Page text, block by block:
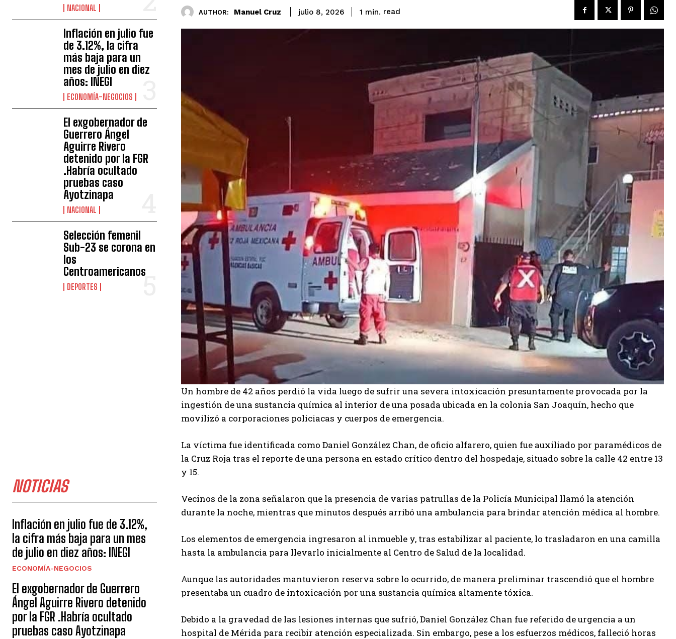
NACIONAL
Inflación en julio fue
de 3.12%, la cifra
más baja para un
mes de julio en diez
años: INEGI
ECONOMÍA-NEGOCIOS
El exgobernador de
Guerrero Ángel
Aguirre Rivero
detenido por la FGR
.Habría ocultado
pruebas caso
Ayotzinapa
NACIONAL
Selección femenil
Sub-23 se corona en
los
Centroamericanos
DEPORTES
NOTICIAS
Inflación en julio fue de 3.12%,
la cifra más baja para un mes
de julio en diez años: INEGI
ECONOMÍA-NEGOCIOS
El exgobernador de Guerrero
Ángel Aguirre Rivero detenido
por la FGR .Habría ocultado
pruebas caso Ayotzinapa
AUTHOR: Manuel Cruz julio 8, 2026 1 min. read
Un hombre de 42 años perdió la vida luego de sufrir una severa intoxicación presuntamente provocada por la
ingestión de una sustancia química al interior de una posada ubicada en la colonia San Joaquín, hecho que
movilizó a corporaciones policiacas y cuerpos de emergencia.
La víctima fue identificada como Daniel González Chan, de oficio alfarero, quien fue auxiliado por paramédicos de
la Cruz Roja tras el reporte de una persona en estado crítico dentro del hospedaje, situado sobre la calle 42 entre 13
y 15.
Vecinos de la zona señalaron que la presencia de varias patrullas de la Policía Municipal llamó la atención
durante la noche, mientras que minutos después arribó una ambulancia para brindar atención médica al hombre.
Los elementos de emergencia ingresaron al inmueble y, tras estabilizar al paciente, lo trasladaron en una camilla
hasta la ambulancia para llevarlo inicialmente al Centro de Salud de la localidad.
Aunque las autoridades mantuvieron reserva sobre lo ocurrido, de manera preliminar trascendió que el hombre
presentaba un cuadro de intoxicación por una sustancia química altamente tóxica.
Debido a la gravedad de las lesiones internas que sufrió, Daniel González Chan fue referido de urgencia a un
hospital de Mérida para recibir atención especializada. Sin embargo, pese a los esfuerzos médicos, falleció horas